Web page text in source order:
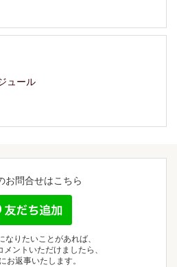
お問合せはこちら
なりたいことがあれば、
ントいただけましたら、
お返事いたします。
ュール